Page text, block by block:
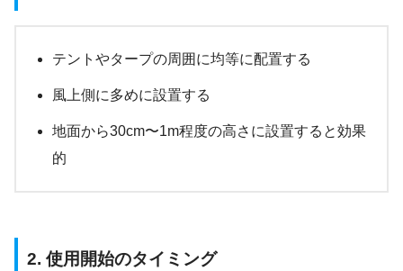
テントやタープの周囲に均等に配置する
風上側に多めに設置する
地面から30cm〜1m程度の高さに設置すると効果
的
2. 使用開始のタイミング